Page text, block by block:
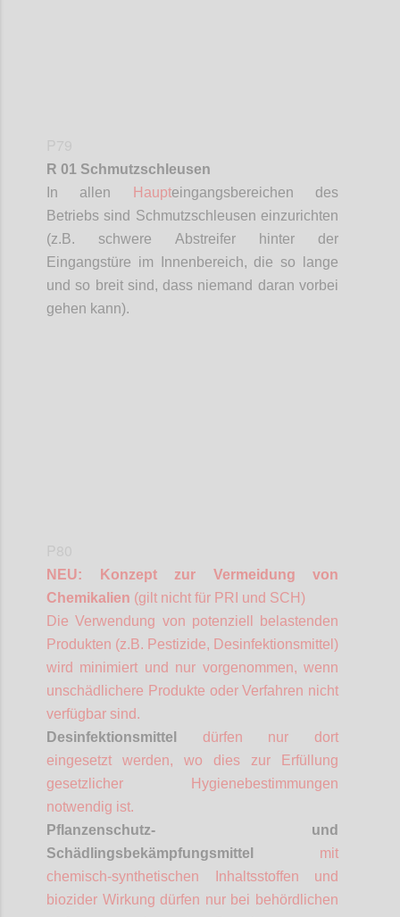
R 01 Schmutzschleusen
In allen
Haupteingangsbereichen d es
Betriebs sind Schmutzschleusen einzurichten
(z.B. schwere Abstreifer hinter der
Eingangstüre im Innenbereich, die so lange
und so breit sind, dass niemand daran vorbei
gehen kann).
NEU: Konzept zur Vermeidung von
Chemikalien (gilt nicht für PRI und SCH)
Die Verwendung von potenziell belastenden
Produkten (z.B. Pestizide, Desinfektionsmittel)
wird minimiert und nur vorgenommen, wenn
unschädlichere Produkte oder Verfahren nicht
verfügbar sind.
Desinfektionsmittel
dürfen nur dort
eingesetzt werden, wo dies zur Erfüllung
gesetzlicher Hygienebestimmungen
notwendig ist.
Pflanzenschutz- und
Schädlingsbekämpfungsmittel mit
chemisch-synthetischen Inhaltsstoffen und
biozider Wirkung dürfen nur bei behördlichen